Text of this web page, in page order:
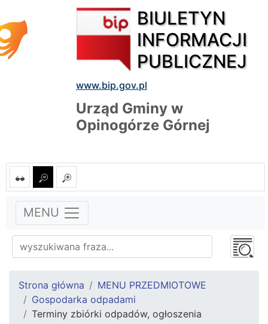
BIULETYN
INFORMACJI
PUBLICZNEJ
www.bip.gov.pl
Urząd Gminy w
Opinogórze Górnej
MENU
Strona główna
MENU PRZEDMIOTOWE
Gospodarka odpadami
Terminy zbiórki odpadów, ogłoszenia